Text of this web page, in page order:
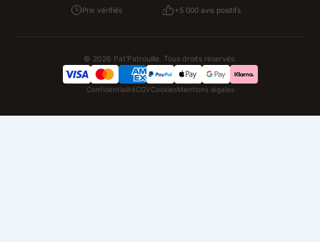
Prix vérifiés +5 000 avis positifs
© 2026 Pat'Patrouille. Tous droits réservés.
ConfidentialitéCGVCookiesMentions légales